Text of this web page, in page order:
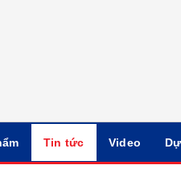
Tin tức Video